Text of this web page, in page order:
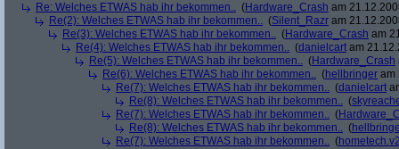
Re: Welches ETWAS hab ihr bekommen.. (Hardware_Crash am
Re(2): Welches ETWAS hab ihr bekommen.. (Silent_Razr am
Re(3): Welches ETWAS hab ihr bekommen.. (Hardware_Crash am
Re(4): Welches ETWAS hab ihr bekommen.. (danielcart am
Re(5): Welches ETWAS hab ihr bekommen.. (Hardware_Crash
Re(6): Welches ETWAS hab ihr bekommen.. (hellbringer am
Re(7): Welches ETWAS hab ihr bekommen.. (danielcart
Re(8): Welches ETWAS hab ihr bekommen.. (
Re(7): Welches ETWAS hab ihr bekommen.. (
Re(8): Welches ETWAS hab ihr bekommen.. (
Re(7): Welches ETWAS hab ihr bekommen.. (